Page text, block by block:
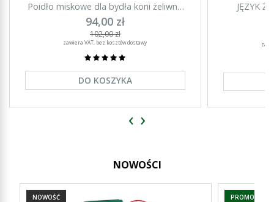
Poidło miskowe dla bydła koni żeliwne
Agronet PM-5
94,00 zł
102,00 zł
zawiera VAT, bez kosztów dostawy
DO KOSZYKA
JĘZYK
‹ ›
NOWOŚCI
NOWOŚĆ PROMOCJA